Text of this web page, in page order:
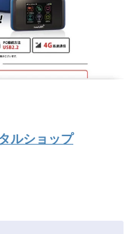
ルショップ